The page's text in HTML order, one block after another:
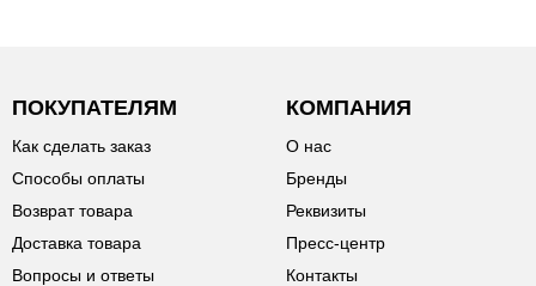
ПОКУПАТЕЛЯМ
Как сделать заказ
Способы оплаты
Возврат товара
Доставка товара
Вопросы и ответы
КОМПАНИЯ
О нас
Бренды
Реквизиты
Пресс-центр
Контакты